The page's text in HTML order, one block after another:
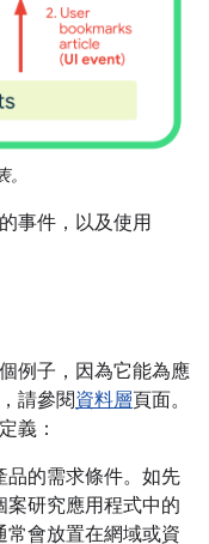
事件，以及使用
例子，因為它能為應
請參閱資料層頁面。
義：
品的需求條件。如先
研究應用程式中的
會放置在網域或資